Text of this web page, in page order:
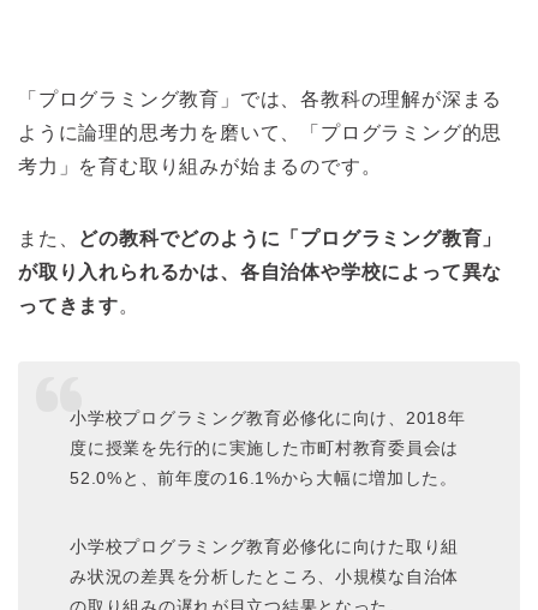
「プログラミング教育」では、各教科の理解が深まる
ように論理的思考力を磨いて、「プログラミング的思
考力」を育む取り組みが始まるのです。
また、 どの教科でどのように「プログラミング教育」
が取り入れられるかは、各自治体や学校によって異な
ってきます。
小学校プログラミング教育必修化に向け、2018年
度に授業を先行的に実施した市町村教育委員会は
52.0%と、前年度の16.1%から大幅に増加した。
小学校プログラミング教育必修化に向けた取り組
み状況の差異を分析したところ、小規模な自治体
の取り組みの遅れが目立つ結果となった。